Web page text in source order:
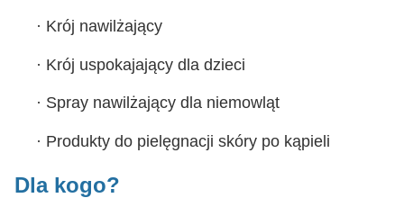
· Krój nawilżający
· Krój uspokajający dla dzieci
· Spray nawilżający dla niemowląt
· Produkty do pielęgnacji skóry po kąpieli
Dla kogo?